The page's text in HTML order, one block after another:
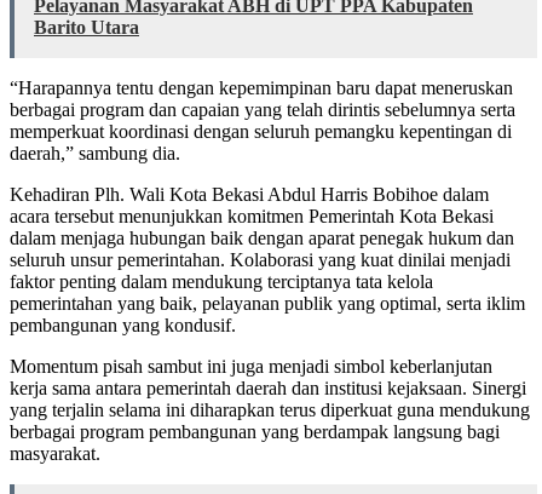
Pelayanan Masyarakat ABH di UPT PPA Kabupaten
Barito Utara
“Harapannya tentu dengan kepemimpinan baru dapat meneruskan
berbagai program dan capaian yang telah dirintis sebelumnya serta
memperkuat koordinasi dengan seluruh pemangku kepentingan di
daerah,” sambung dia.
Kehadiran Plh. Wali Kota Bekasi Abdul Harris Bobihoe dalam
acara tersebut menunjukkan komitmen Pemerintah Kota Bekasi
dalam menjaga hubungan baik dengan aparat penegak hukum dan
seluruh unsur pemerintahan. Kolaborasi yang kuat dinilai menjadi
faktor penting dalam mendukung terciptanya tata kelola
pemerintahan yang baik, pelayanan publik yang optimal, serta iklim
pembangunan yang kondusif.
Momentum pisah sambut ini juga menjadi simbol keberlanjutan
kerja sama antara pemerintah daerah dan institusi kejaksaan. Sinergi
yang terjalin selama ini diharapkan terus diperkuat guna mendukung
berbagai program pembangunan yang berdampak langsung bagi
masyarakat.